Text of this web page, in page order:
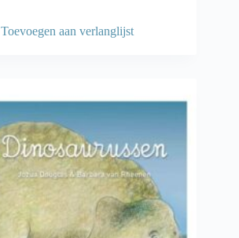
Toevoegen aan verlanglijst